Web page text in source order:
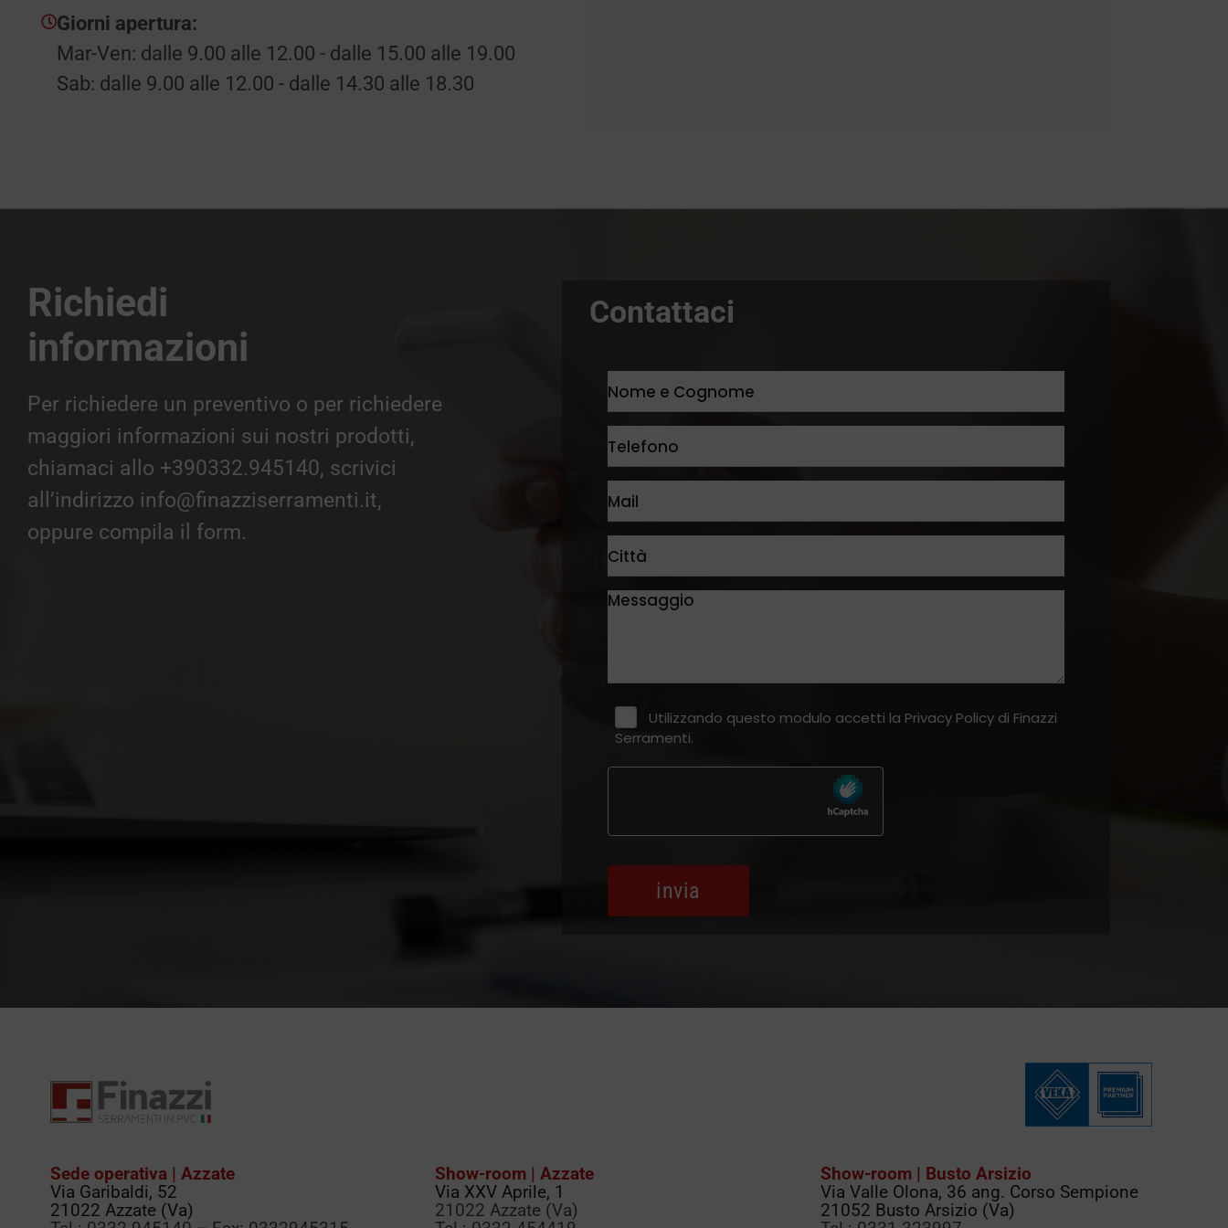
Giorni apertura:
Mar-Ven: dalle 9.00 alle 12.00 - dalle 15.00 alle 19.00
Sab: dalle 9.00 alle 12.00 - dalle 14.30 alle 18.30
Richiedi
informazioni
Per richiedere un preventivo o per richiedere
maggiori informazioni sui nostri prodotti,
chiamaci allo +390332.945140, scrivici
all’indirizzo info@finazziserramenti.it,
oppure compila il form.
Contattaci
Utilizzando questo modulo accetti la Privacy Policydi Finazzi
Serramenti.
Sede operativa | Azzate
Via Garibaldi, 52
21022 Azzate (Va)
Show-room | Azzate
Via XXV Aprile, 1
21022 Azzate (Va)
Show-room | Busto Arsizio
Via Valle Olona, 36 ang. Corso Sempione
21052 Busto Arsizio (Va)